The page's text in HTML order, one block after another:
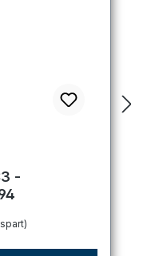
von 4.75 von 5
-